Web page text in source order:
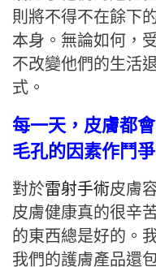
則將不得不在餘下
本身。無論如何，
不改變他們的生活
式。
每一天，皮膚都
毛孔的因素作鬥爭
對於雷射手術皮膚
皮膚健康真的很辛
的東西總是好的。
我們的護膚產品還